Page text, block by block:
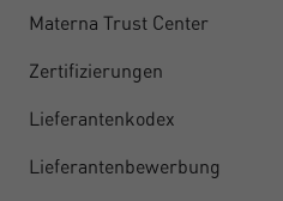
Materna Trust Center
Zertifizierungen
Lieferantenkodex
Lieferantenbewerbung